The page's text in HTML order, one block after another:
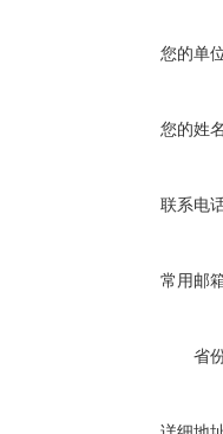
您的单
您的姓
联系电
常用邮
省